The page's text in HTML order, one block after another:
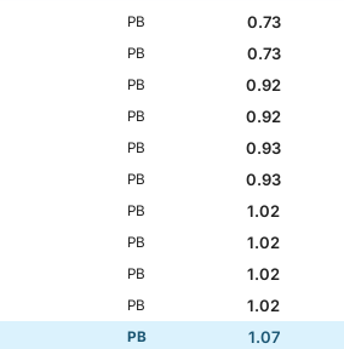
PB
0.73
PB
0.73
PB
0.92
PB
0.92
PB
0.93
PB
0.93
PB
1.02
PB
1.02
PB
1.02
PB
1.02
PB
1.07